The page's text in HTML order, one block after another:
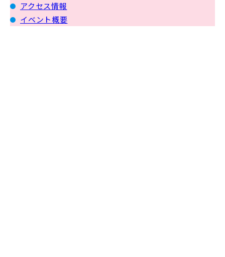
アクセス情報
イベント概要